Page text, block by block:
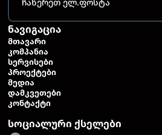
ნავიგაცია
ᲛᲗᲐᲕᲐᲠᲘ
ᲙᲝᲛᲞᲐᲜᲘᲐ
ᲡᲔᲠᲕᲘᲡᲔᲑᲘ
ᲞᲠᲝᲔᲥᲢᲔᲑᲘ
ᲛᲔᲓᲘᲐ
ᲓᲐᲛᲙᲕᲔᲗᲔᲑᲘ
ᲙᲝᲜᲢᲐᲥᲢᲘ
სოციალური ქსელები